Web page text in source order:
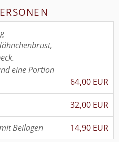
eine Portion
64,00 EUR
32,00 EUR
Beilagen 14,90 EUR